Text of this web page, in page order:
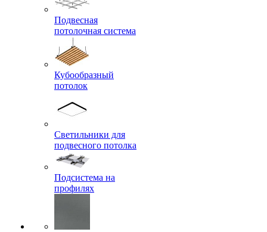
Подвесная
потолочная система
Кубообразный
потолок
Светильники для
подвесного потолка
Подсистема на
профилях